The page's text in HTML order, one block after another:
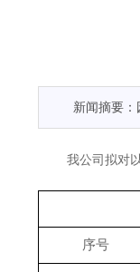
新闻摘要：
我公司拟对
序号